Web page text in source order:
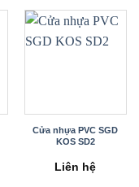
Cửa nhựa PVC SGD
KOS SD2
Liên hệ